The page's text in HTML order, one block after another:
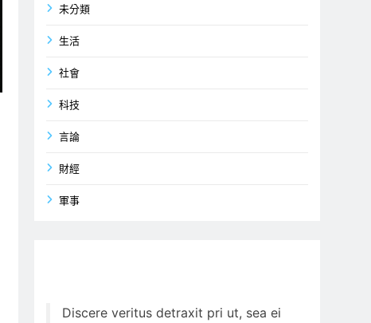
未分類
生活
社會
科技
言論
財經
軍事
Discere veritus detraxit pri ut, sea ei